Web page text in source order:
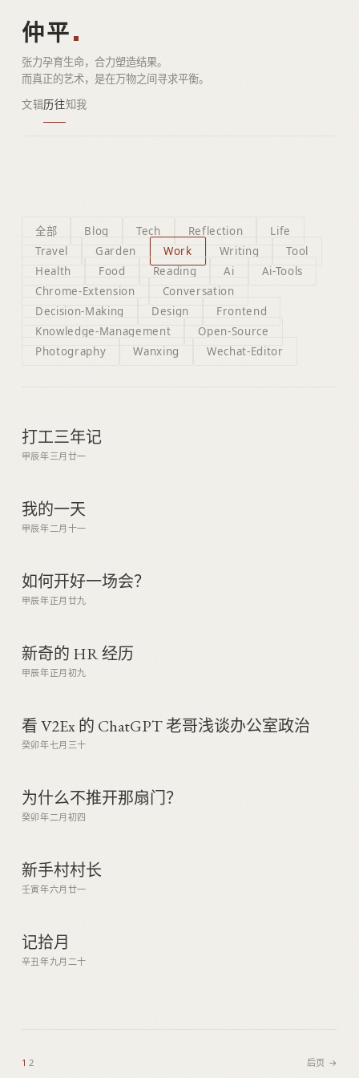
仲平
张力孕育生命，合力塑造结果。
而真正的艺术，是在万物之间寻求平衡。
文辑历往知我
全部 Blog Tech Reflection
Life
Travel
Garden Work Writing
Tool
Health
Food Reading Ai
Ai-Tools
Chrome-Extension
Conversation
Decision-Making
Design
Frontend
Knowledge-Management
Open-Source
Photography
Wanxing Wechat-Editor
打工三年记
甲辰年三月廿一
我的一天
甲辰年二月十一
如何开好一场会？
甲辰年正月廿九
新奇的 HR 经历
甲辰年正月初九
看 V2Ex 的 ChatGPT 老哥浅谈办公室政治
癸卯年七月三十
为什么不推开那扇门？
癸卯年二月初四
新手村村长
壬寅年六月廿一
记拾月
辛丑年九月二十
1 2 后页 →